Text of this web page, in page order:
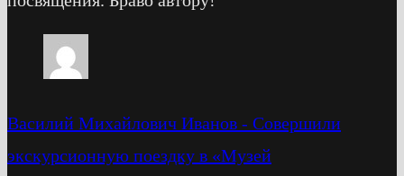
Василий Михайлович Иванов - Cовершили
экскурсионную поездку в «Музей